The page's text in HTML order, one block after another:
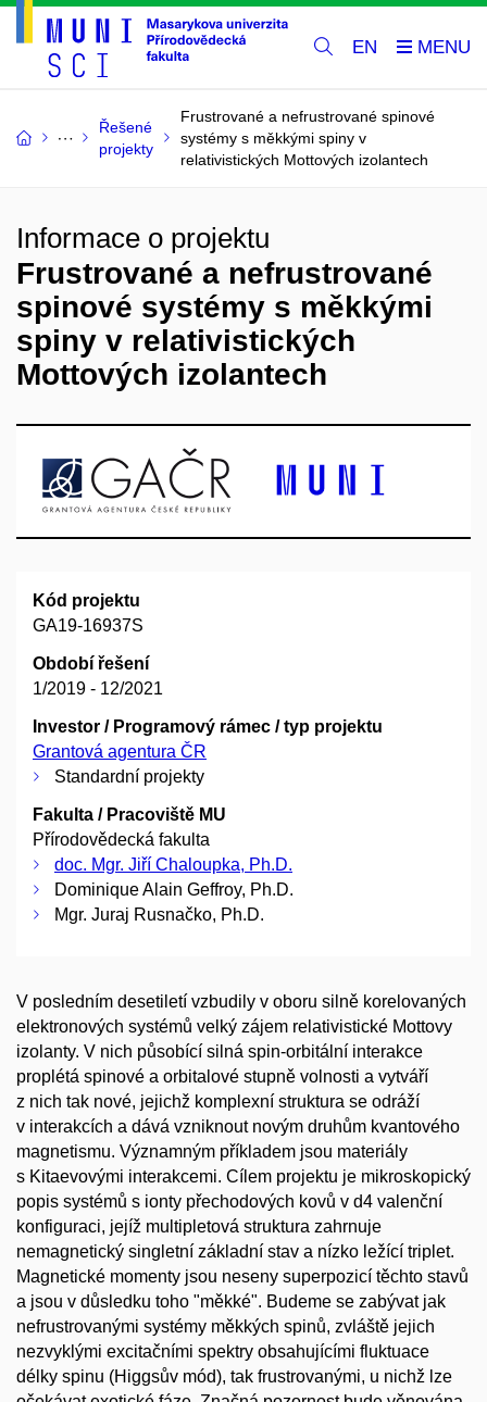
EN
Řešené
projekty
Frustrované a nefrustrované spinové
systémy s měkkými spiny v
relativistických Mottových izolantech
Informace o projektu
Frustrované a nefrustrované
spinové systémy s měkkými
spiny v relativistických
Mottových izolantech
Kód projektu
GA19-16937S
Období řešení
1/2019 - 12/2021
Investor / Programový rámec / typ projektu
Grantová agentura ČR
Standardní projekty
Fakulta / Pracoviště MU
Přírodovědecká fakulta
doc. Mgr. Jiří Chaloupka, Ph.D.
Dominique Alain Geffroy, Ph.D.
Mgr. Juraj Rusnačko, Ph.D.
V posledním desetiletí vzbudily v oboru silně korelovaných
elektronových systémů velký zájem relativistické Mottovy
izolanty. V nich působící silná spin-orbitální interakce
proplétá spinové a orbitalové stupně volnosti a vytváří
z nich tak nové, jejichž komplexní struktura se odráží
v interakcích a dává vzniknout novým druhům kvantového
magnetismu. Významným příkladem jsou materiály
s Kitaevovými interakcemi. Cílem projektu je mikroskopický
popis systémů s ionty přechodových kovů v d4 valenční
konfiguraci, jejíž multipletová struktura zahrnuje
nemagnetický singletní základní stav a nízko ležící triplet.
Magnetické momenty jsou neseny superpozicí těchto stavů
a jsou v důsledku toho "měkké". Budeme se zabývat jak
nefrustrovanými systémy měkkých spinů, zvláště jejich
nezvyklými excitačními spektry obsahujícími fluktuace
délky spinu (Higgsův mód), tak frustrovanými, u nichž lze